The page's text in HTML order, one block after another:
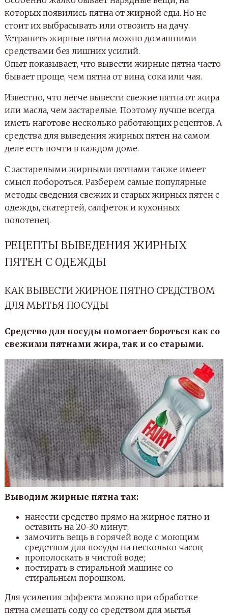
которых появились пятна от жирной еды. Но не
стоит их выбрасывать или отвозить на дачу.
Устранить жирные пятна можно домашними
средствами без лишних усилий.
Опыт показывает, что вывести жирные пятна часто
бывает проще, чем пятна от вина, сока или чая.
Известно, что легче вывести свежие пятна от жира
или масла, чем застарелые. Поэтому лучше всегда
иметь наготове несколько работающих рецептов. А
средства для выведения жирных пятен на самом
деле есть почти в каждом доме.
С застарелыми жирными пятнами также имеет
смысл побороться. Разберем самые популярные
методы сведения свежих и старых жирных пятен с
одежды, скатертей, салфеток и кухонных
полотенец.
РЕЦЕПТЫ ВЫВЕДЕНИЯ ЖИРНЫХ
ПЯТЕН С ОДЕЖДЫ
КАК ВЫВЕСТИ ЖИРНОЕ ПЯТНО СРЕДСТВОМ
ДЛЯ МЫТЬЯ ПОСУДЫ
Средство для посуды помогает бороться как со
свежими пятнами жира, так и со старыми.
Выводим жирные пятна так:
нанести средство прямо на жирное пятно и
оставить на 20-30 минут;
замочить вещь в горячей воде с моющим
средством для посуды на несколько часов;
прополоскать в чистой воде;
постирать в стиральной машине со
стиральным порошком.
Для усиления эффекта можно при обработке
пятна смешать соду со средством для мытья